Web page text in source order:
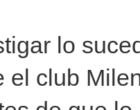
lo
el club